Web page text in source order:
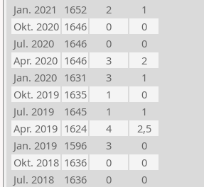
Jan. 2021
1652 2
1
Okt. 2020 1646 0
0
Jul. 2020
1646 0
0
Apr. 2020 1646 3
2
Jan. 2020 1631 3
1
Okt. 2019 1635 1
0
Jul. 2019
1645 1
1
Apr. 2019 1624 4
2,5
Jan. 2019 1596 3
0
Okt. 2018 1636 0
0
Jul. 2018
1636 0
0